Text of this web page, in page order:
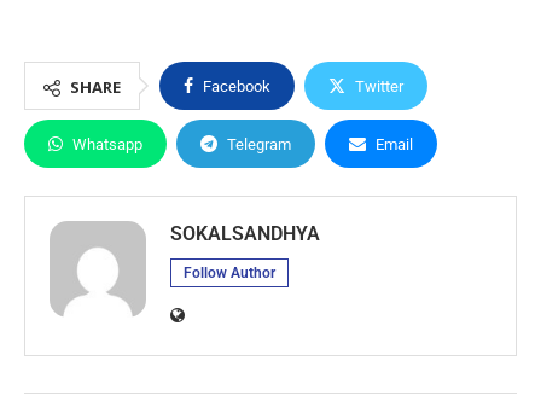
SHARE Facebook Twitter
Whatsapp Telegram Email
SOKALSANDHYA
Follow Author